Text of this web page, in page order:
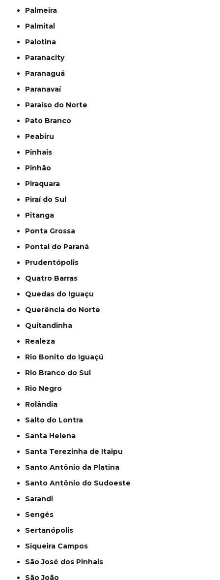
Palmeira
Palmital
Palotina
Paranacity
Paranaguá
Paranavaí
Paraíso do Norte
Pato Branco
Peabiru
Pinhais
Pinhão
Piraquara
Piraí do Sul
Pitanga
Ponta Grossa
Pontal do Paraná
Prudentópolis
Quatro Barras
Quedas do Iguaçu
Querência do Norte
Quitandinha
Realeza
Rio Bonito do Iguaçú
Rio Branco do Sul
Rio Negro
Rolândia
Salto do Lontra
Santa Helena
Santa Terezinha de Itaipu
Santo Antônio da Platina
Santo Antônio do Sudoeste
Sarandi
Sengés
Sertanópolis
Siqueira Campos
São José dos Pinhais
São João